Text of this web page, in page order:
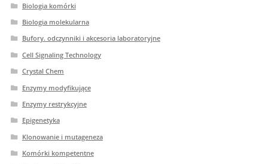
Biologia komórki
Biologia molekularna
Bufory. odczynniki i akcesoria laboratoryjne
Cell Signaling Technology
Crystal Chem
Enzymy modyfikujące
Enzymy restrykcyjne
Epigenetyka
Klonowanie i mutageneza
Komórki kompetentne